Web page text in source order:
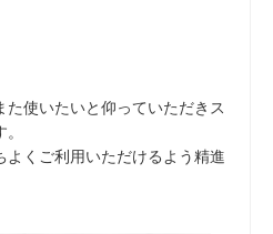
た使いたいと仰っていただきス
よくご利用いただけるよう精進